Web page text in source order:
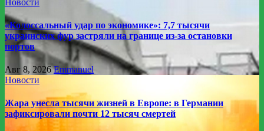
«Колоссальный удар по экономике»: 7,7 тысячи
украинских фур застряли на границе из-за остановки
портов
Авг 8, 2026Emmanuel
Новости
Жара унесла тысячи жизней в Европе: в Германии
зафиксировали почти 12 тысяч смертей